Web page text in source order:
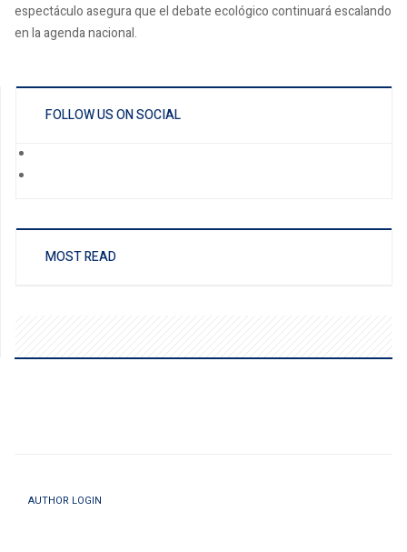
espectáculo asegura que el debate ecológico continuará escalando
en la agenda nacional.
FOLLOW US ON SOCIAL
MOST READ
AUTHOR LOGIN